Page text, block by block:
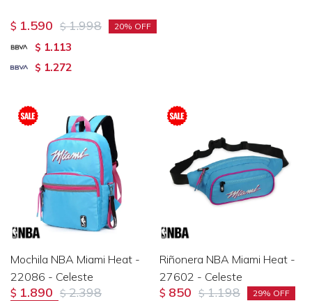
$ 1.590 $ 1.998 20
$ 1.113
$ 1.272
Mochila NBA Miami Heat -
22086 - Celeste
$ 1.890 $ 2.398
Riñonera NBA Miami Heat -
27602 - Celeste
$ 850 $ 1.198 29